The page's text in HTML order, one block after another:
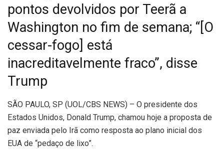
pontos devolvidos por Teerã a
Washington no fim de semana; “[O
cessar-fogo] está
inacreditavelmente fraco”, disse
Trump
SÃO PAULO, SP (UOL/CBS NEWS) – O presidente dos
Estados Unidos, Donald Trump, chamou hoje a proposta de
paz enviada pelo Irã como resposta ao plano inicial dos
EUA de “pedaço de lixo”.